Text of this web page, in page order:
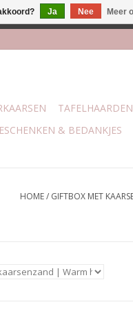
TAFELHAARDEN
& BEDANKJES
HOME/ GIFTBOX MET
Ja Nee Meer
107 Zwolle | 27 juli t/m 3